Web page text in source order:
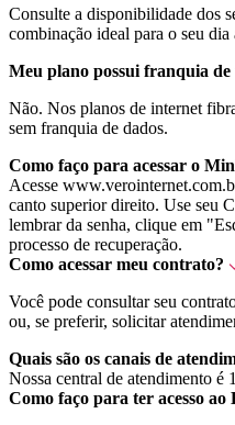
Consulte a disponibilidade dos
combinação ideal para o seu dia
Meu plano possui franquia de
Não. Nos planos de internet
sem franquia de dados.
Como faço para acessar o
Acesse
canto superior direito. Use seu
lembrar da senha, clique em
processo de recuperação.
Como acessar meu contrato?
Você pode consultar seu
ou, se preferir, solicitar
Quais são os canais de
Nossa central de atendimento é
Como faço para ter acesso ao